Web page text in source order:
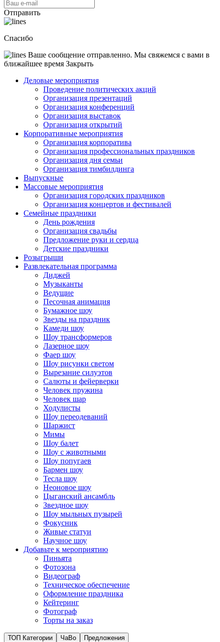
Отправить
Спасибо
Ваше сообщение отправленно. Мы свяжемся с вами в
ближайшее время Закрыть
Деловые мероприятия
Проведение политических акций
Организация презентаций
Организация конференций
Организация выставок
Организация открытий
Корпоративные мероприятия
Организация корпоратива
Организация профессиональных праздников
Организация дня семьи
Организация тимбилдинга
Выпускные
Массовые мероприятия
Организация городских праздников
Организация концертов и фестивалей
Семейные праздники
День рождения
Организация свадьбы
Предложение руки и сердца
Детские праздники
Розыгрыши
Развлекательная программа
Диджей
Музыканты
Ведущие
Песочная анимация
Бумажное шоу
Звезды на праздник
Камеди шоу
Шоу трансформеров
Лазерное шоу
Фаер шоу
Шоу рисунки светом
Вырезание силуэтов
Салюты и фейерверки
Человек пружина
Человек шар
Ходулисты
Шоу переодеваний
Шаржист
Мимы
Шоу балет
Шоу с животными
Шоу попугаев
Бармен шоу
Тесла шоу
Неоновое шоу
Цыганский ансамбль
Звездное шоу
Шоу мыльных пузырей
Фокусник
Живые статуи
Научное шоу
Добавьте к мероприятию
Пиньята
Фотозона
Видеограф
Техническое обеспечение
Оформление праздника
Кейтеринг
Фотограф
Торты на заказ
ТОП Категории ЧаВо Предложения